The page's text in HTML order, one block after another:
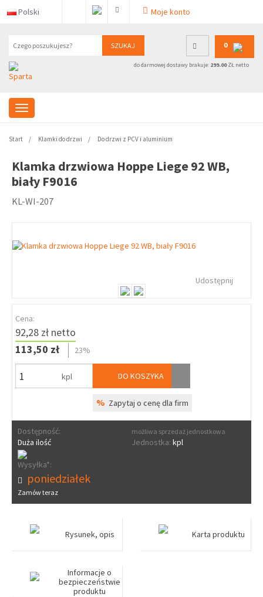
Polski Moje konto
SZUKAJ 0
do darmowej dostawy brakuje: 299.00ZŁ netto
Start Klamki do drzwi Do drzwi z PCV i aluminium
Klamka drzwiowa Hoppe Liege 92 WB,
biały F9016
KL-WI-207
Udostępnij
Cena:
92,28 zł netto
113,50 zł
23%
kpl DO KOSZYKA
% Zapytaj o cenę dla firm
Dostępność:
Duża ilość
możliwa sprzedaż jednostkowa
Jednostka: kpl
Wysyłka*:
poniedziałek
Zamów teraz
Rysunek, opis Karta produktu
Informacje o
bezpieczeństwie
produktu